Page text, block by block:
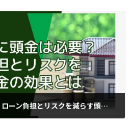
住宅購入に頭金は必要？ローン負担とリスクを減らす頭金の効果とは